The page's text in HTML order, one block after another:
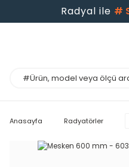
Radyal ile #
Anasayfa Radyatörler